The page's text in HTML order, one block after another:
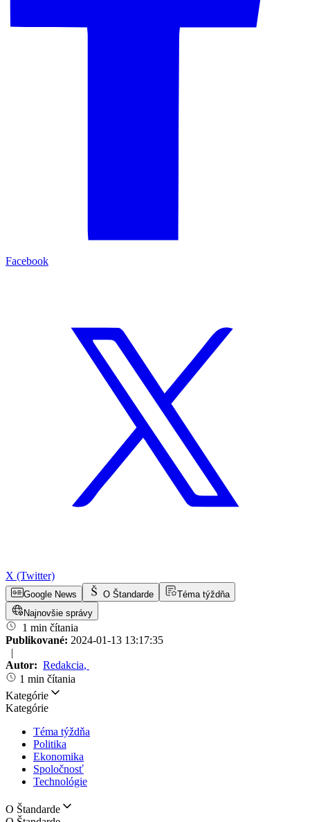
Facebook
X (Twitter)
Google News O Štandarde
Téma týždňa
Najnovšie správy
1 min čítania
Publikované: 2024-01-13 13:17:35
|
Autor: Redakcia,
1 min čítania
Kategórie
Kategórie
Téma týždňa
Politika
Ekonomika
Spoločnosť
Technológie
O Štandarde